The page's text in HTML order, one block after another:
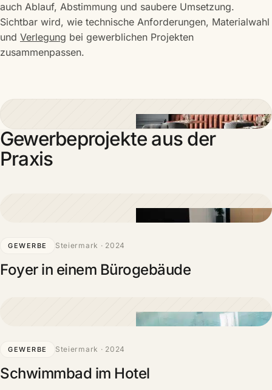
auch Ablauf, Abstimmung und saubere Umsetzung.
Sichtbar wird, wie technische Anforderungen, Materialwahl
und Verlegung bei gewerblichen Projekten
zusammenpassen.
Gewerbeprojekte aus der
Praxis
GEWERBE Steiermark · 2024
Foyer in einem Bürogebäude
GEWERBE Steiermark · 2024
Schwimmbad im Hotel